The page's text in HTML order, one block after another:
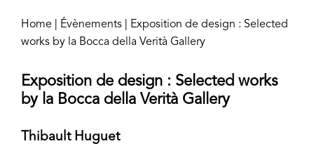
Home Évènements
Exposition de design : Selected
works by la Bocca della Verità Gallery
Exposition de design : Selected works
by la Bocca della Verità Gallery
Thibault Huguet